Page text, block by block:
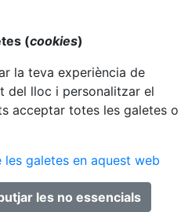
(cookies)
la teva experiència de
del lloc i personalitzar el
acceptar totes les galetes o
galetes en aquest web
les no essencials